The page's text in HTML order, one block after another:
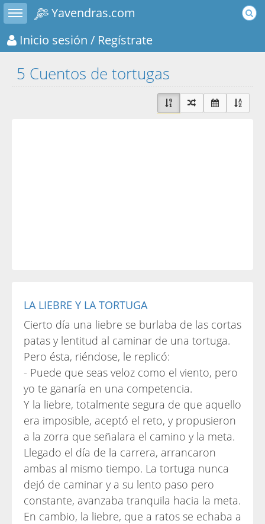
Toggle sidebar
Yavendras.com
Inicio sesión / Regístrate
5 Cuentos de tortugas
LA LIEBRE Y LA TORTUGA
Cierto día una liebre se burlaba de las cortas
patas y lentitud al caminar de una tortuga.
Pero ésta, riéndose, le replicó:
- Puede que seas veloz como el viento, pero
yo te ganaría en una competencia.
Y la liebre, totalmente segura de que aquello
era imposible, aceptó el reto, y propusieron
a la zorra que señalara el camino y la meta.
Llegado el día de la carrera, arrancaron
ambas al mismo tiempo. La tortuga nunca
dejó de caminar y a su lento paso pero
constante, avanzaba tranquila hacia la meta.
En cambio, la liebre, que a ratos se echaba a